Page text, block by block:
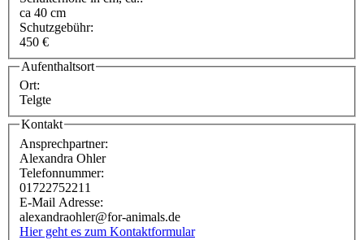
ca 40 cm
Schutzgebühr:
450 €
Aufenthaltsort
Ort:
Telgte
Kontakt
Ansprechpartner:
Alexandra Ohler
Telefonnummer:
01722752211
E-Mail Adresse:
alexandraohler@for-animals.de
Hier geht es zum Kontaktformular